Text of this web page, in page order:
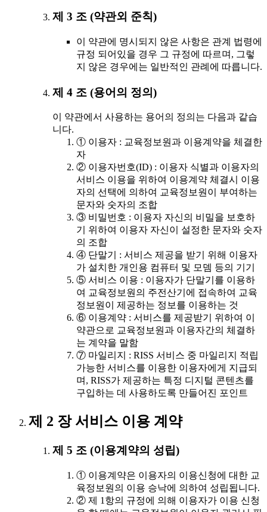
제 3 조 (약관외 준칙)
이 약관에 명시되지 않은 사항은 관계 법령에
규정 되어있을 경우 그 규정에 따르며, 그렇
지 않은 경우에는 일반적인 관례에 따릅니다.
제 4 조 (용어의 정의)
이 약관에서 사용하는 용어의 정의는 다음과 같습
니다.
① 이용자 : 교육정보원과 이용계약을 체결한
자
② 이용자번호(ID) : 이용자 식별과 이용자의
서비스 이용을 위하여 이용계약 체결시 이용
자의 선택에 의하여 교육정보원이 부여하는
문자와 숫자의 조합
③ 비밀번호 : 이용자 자신의 비밀을 보호하
기 위하여 이용자 자신이 설정한 문자와 숫자
의 조합
④ 단말기 : 서비스 제공을 받기 위해 이용자
가 설치한 개인용 컴퓨터 및 모뎀 등의 기기
⑤ 서비스 이용 : 이용자가 단말기를 이용하
여 교육정보원의 주전산기에 접속하여 교육
정보원이 제공하는 정보를 이용하는 것
⑥ 이용계약 : 서비스를 제공받기 위하여 이
약관으로 교육정보원과 이용자간의 체결하
는 계약을 말함
⑦ 마일리지 : RISS 서비스 중 마일리지 적립
가능한 서비스를 이용한 이용자에게 지급되
며, RISS가 제공하는 특정 디지털 콘텐츠를
구입하는 데 사용하도록 만들어진 포인트
제 2 장 서비스 이용 계약
제 5 조 (이용계약의 성립)
① 이용계약은 이용자의 이용신청에 대한 교
육정보원의 이용 승낙에 의하여 성립됩니다.
② 제 1항의 규정에 의해 이용자가 이용 신청